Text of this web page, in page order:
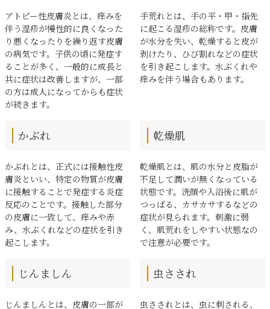
アトピー性皮膚炎とは、痒みを
伴う湿疹が慢性的に良くなった
り悪くなったりを繰り返す皮膚
の病気です。子供の頃に発症す
ることが多く、一般的に成長と
共に症状は改善しますが、一部
の方は成人になってからも症状
が続きます。
手荒れとは、手の平・甲・指先
に起こる湿疹の総称です。皮膚
が水分を失い、乾燥すると皮が
剥けたり、ひび割れなどの症状
を引き起こします。水ぶくれや
痒みを伴う場合もあります。
かぶれ
かぶれとは、正式には接触性皮
膚炎といい、特定の物質が皮膚
に接触することで発症する炎症
反応のことです。接触した部分
の皮膚に一致して、痒みや赤
み、水ぶくれなどの症状を引き
起こします。
乾燥肌
乾燥肌とは、肌の水分と皮脂が
不足して潤いが無くなっている
状態です。洗顔や入浴後に肌が
つっぱる、カサカサするなどの
症状が見られます。刺激に弱
く、肌荒れをしやすい状態なの
で注意が必要です。
じんましん
じんましんとは、皮膚の一部が
虫さされ
虫さされとは、虫に刺される、